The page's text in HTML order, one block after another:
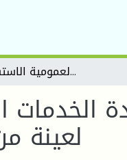
تأثير جودة الخدمات الصحية في تحقيق رضا المستفيدين دراسة ميدانية لعينة من المرضى بالمؤسسة العمومية الاستشفائية مقرة
لعينة